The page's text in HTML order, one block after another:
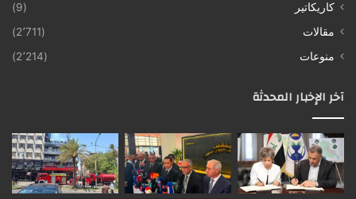
كاريكاتير
(9)
مقالات
(2٬711)
منوعات
(2٬214)
آخر الإخبار المحدثة